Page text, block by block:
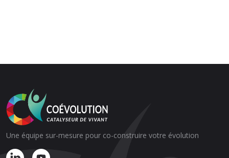
Une équipe sur-mesure pour co-construire votre évolution